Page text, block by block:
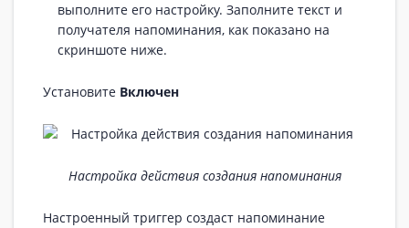
выполните его настройку. Заполните текст и
получателя напоминания, как показано на
скриншоте ниже.
Установите Включен
Настройка действия создания напоминания
Настроенный триггер создаст напоминание